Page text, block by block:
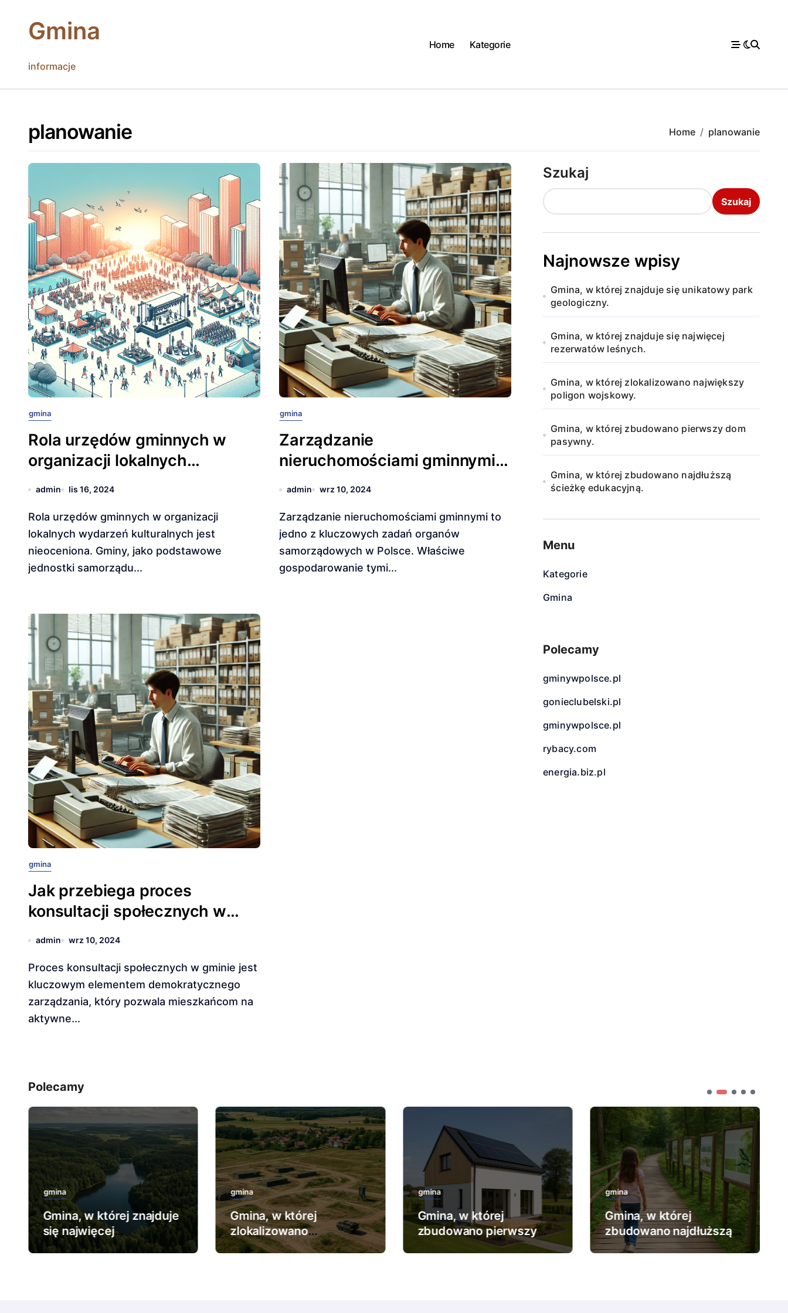
contentGmina
informacje
Home Kategorie
planowanie Home planowanie
gmina
Rola urzędów gminnych w
organizacji lokalnych
wydarzeń kulturalnych
admin lis 16, 2024
Rola urzędów gminnych w organizacji
lokalnych wydarzeń kulturalnych jest
nieoceniona. Gminy, jako podstawowe
jednostki samorządu...
gmina
Zarządzanie
nieruchomościami gminnymi –
rola organów samorządowych
admin wrz 10, 2024
Zarządzanie nieruchomościami gminnymi to
jedno z kluczowych zadań organów
samorządowych w Polsce. Właściwe
gospodarowanie tymi...
gmina
Jak przebiega proces
konsultacji społecznych w
gminie?
admin wrz 10, 2024
Proces konsultacji społecznych w gminie jest
kluczowym elementem demokratycznego
zarządzania, który pozwala mieszkańcom na
aktywne...
Szukaj
Szukaj
Najnowsze wpisy
Gmina, w której znajduje się unikatowy park
geologiczny.
Gmina, w której znajduje się najwięcej
rezerwatów leśnych.
Gmina, w której zlokalizowano największy
poligon wojskowy.
Gmina, w której zbudowano pierwszy dom
pasywny.
Gmina, w której zbudowano najdłuższą
ścieżkę edukacyjną.
Menu
Kategorie
Gmina
Polecamy
gminywpolsce.pl
gonieclubelski.pl
gminywpolsce.pl
rybacy.com
energia.biz.pl
Polecamy
gmina
Gmina, w której znajduje
się najwięcej
rezerwatów leśnych.
gmina
Gmina, w której
zlokalizowano
największy poligon
gmina
Gmina, w której
zbudowano pierwszy
dom pasywny.
gmina
Gmina, w której
zbudowano najdłuższą
ścieżkę edukacyjną.